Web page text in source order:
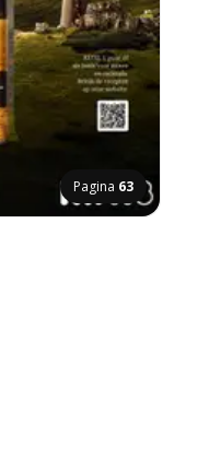
Pagina 63